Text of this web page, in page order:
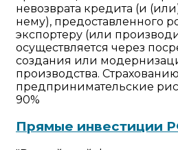
невозврата кредита (и
нему), предоставленного
экспортеру (или
осуществляется через
создания или
производства.
предпринимательские
90%
Прямые инвестиции